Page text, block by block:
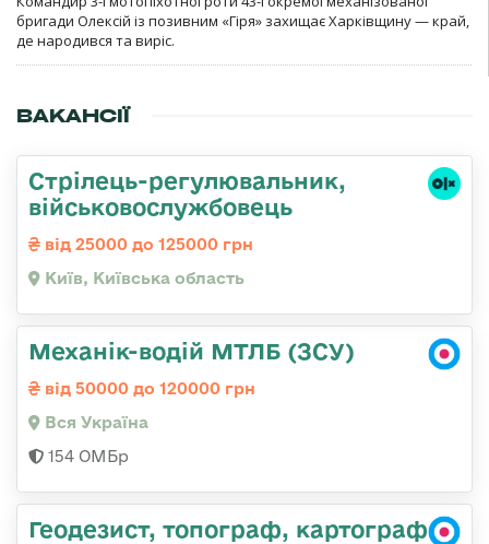
бригади Олексій із позивним «Гіря» захищає Харківщину — край,
де народився та виріс.
ВАКАНСІЇ
Стpілець-регулювальник,
військовослужбовець
від 25000 до 125000 грн
Київ, Київська область
Механік-водій МТЛБ (ЗСУ)
від 50000 до 120000 грн
Вся Україна
154 ОМБр
Геодезист, топограф, картограф